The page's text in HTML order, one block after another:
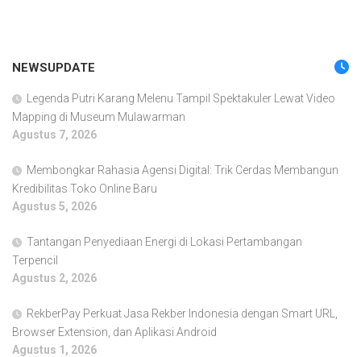
NEWSUPDATE
Legenda Putri Karang Melenu Tampil Spektakuler Lewat Video
Mapping di Museum Mulawarman
Agustus 7, 2026
Membongkar Rahasia Agensi Digital: Trik Cerdas Membangun
Kredibilitas Toko Online Baru
Agustus 5, 2026
Tantangan Penyediaan Energi di Lokasi Pertambangan
Terpencil
Agustus 2, 2026
RekberPay Perkuat Jasa Rekber Indonesia dengan Smart URL,
Browser Extension, dan Aplikasi Android
Agustus 1, 2026